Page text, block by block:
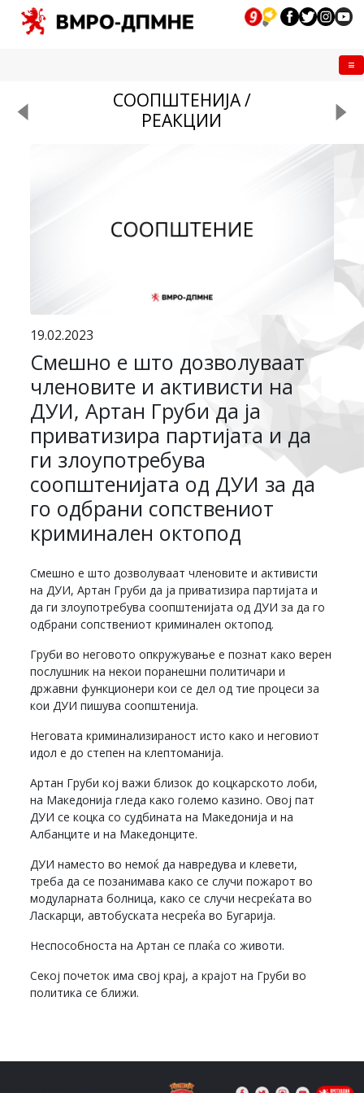
СООПШТЕНИЈА /
РЕАКЦИИ
19.02.2023
Смешно е што дозволуваат
членовите и активисти на
ДУИ, Артан Груби да ја
приватизира партијата и да
ги злоупотребува
соопштенијата од ДУИ за да
го одбрани сопствениот
криминален октопод
Смешно е што дозволуваат членовите и активисти
на ДУИ, Артан Груби да ја приватизира партијата и
да ги злоупотребува соопштенијата од ДУИ за да го
одбрани сопствениот криминален октопод.
Груби во неговото опкружување е познат како верен
послушник на некои поранешни политичари и
државни функционери кои се дел од тие процеси за
кои ДУИ пишува соопштенија.
Неговата криминализираност исто како и неговиот
идол е до степен на клептоманија.
Артан Груби кој важи близок до коцкарското лоби,
на Македонија гледа како големо казино. Овој пат
ДУИ се коцка со судбината на Македонија и на
Албанците и на Македонците.
ДУИ наместо во немоќ да навредува и клевети,
треба да се позанимава како се случи пожарот во
модуларната болница, како се случи несреќата во
Ласкарци, автобуската несреќа во Бугарија.
Неспособноста на Артан се плаќа со животи.
Секој почеток има свој крај, а крајот на Груби во
политика се ближи.